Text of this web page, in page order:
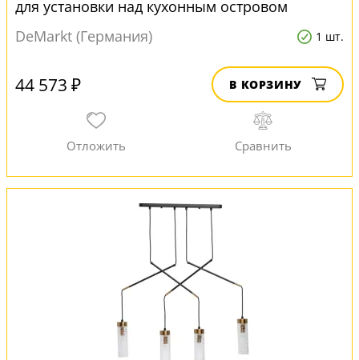
для установки над кухонным островом
DeMarkt (Германия)
1 шт.
44 573 ₽ В КОРЗИНУ